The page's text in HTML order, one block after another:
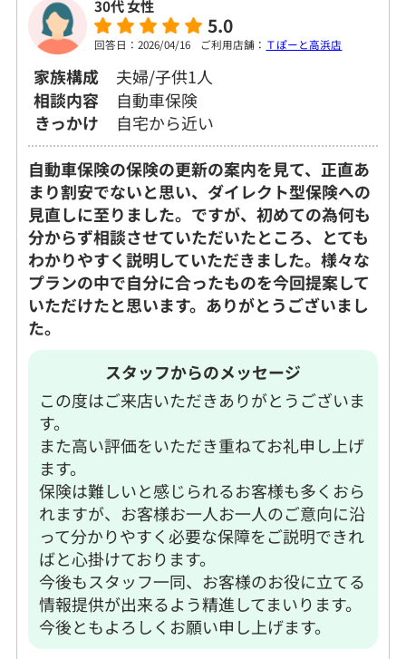
30代 女性
5.0
回答日：2026/04/16 ご利用店舗： Ｔぽーと高浜店
家族構成
夫婦/子供1人
相談内容
自動車保険
きっかけ
自宅から近い
自動車保険の保険の更新の案内を見て、正直あ
まり割安でないと思い、ダイレクト型保険への
見直しに至りました。ですが、初めての為何も
分からず相談させていただいたところ、とても
わかりやすく説明していただきました。様々な
プランの中で自分に合ったものを今回提案して
いただけたと思います。ありがとうございまし
た。
スタッフからのメッセージ
この度はご来店いただきありがとうございま
す。
また高い評価をいただき重ねてお礼申し上げ
ます。
保険は難しいと感じられるお客様も多くおら
れますが、お客様お一人お一人のご意向に沿
って分かりやすく必要な保障をご説明できれ
ばと心掛けております。
今後もスタッフ一同、お客様のお役に立てる
情報提供が出来るよう精進してまいります。
今後ともよろしくお願い申し上げます。